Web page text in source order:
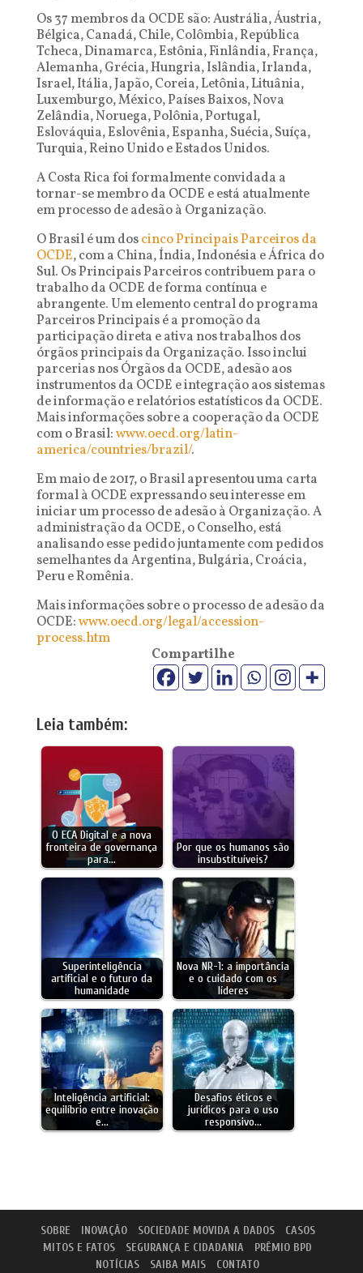
Os 37 membros da OCDE são: Austrália, Áustria,
Bélgica, Canadá, Chile, Colômbia, República
Tcheca, Dinamarca, Estônia, Finlândia, França,
Alemanha, Grécia, Hungria, Islândia, Irlanda,
Israel, Itália, Japão, Coreia, Letônia, Lituânia,
Luxemburgo, México, Países Baixos, Nova
Zelândia, Noruega, Polônia, Portugal,
Eslováquia, Eslovênia, Espanha, Suécia, Suíça,
Turquia, Reino Unido e Estados Unidos.
A Costa Rica foi formalmente convidada a
tornar-se membro da OCDE e está atualmente
em processo de adesão à Organização.
O Brasil é um doscinco Principais Parceiros da
OCDE, com a China, Índia, Indonésia e África do
Sul. Os Principais Parceiros contribuem para o
trabalho da OCDE de forma contínua e
abrangente. Um elemento central do programa
Parceiros Principais é a promoção da
participação direta e ativa nos trabalhos dos
órgãos principais da Organização. Isso inclui
parcerias nos Órgãos da OCDE, adesão aos
instrumentos da OCDE e integração aos sistemas
de informação e relatórios estatísticos da OCDE.
Mais informações sobre a cooperação da OCDE
com o Brasil:www.oecd.org/latin-
america/countries/brazil/.
Em maio de 2017, o Brasil apresentou uma carta
formal à OCDE expressando seu interesse em
iniciar um processo de adesão à Organização. A
administração da OCDE, o Conselho, está
analisando esse pedido juntamente com pedidos
semelhantes da Argentina, Bulgária, Croácia,
Peru e Romênia.
Mais informações sobre o processo de adesão da
OCDE:www.oecd.org/legal/accession-
process.htm
Compartilhe
Leia também:
O ECA Digital e a nova
fronteira de governança
para…
Por que os humanos são
insubstituíveis?
Superinteligência
artificial e o futuro da
humanidade
Nova NR-1: a importância
e o cuidado com os
líderes
Inteligência artificial:
equilíbrio entre inovação
e…
Desafios éticos e
jurídicos para o uso
responsivo…
SOBRE INOVAÇÃO SOCIEDADE MOVIDA A DADOS
CASOS
MITOS E FATOS
SEGURANÇA E CIDADANIA
PRÊMIO BPD
NOTÍCIAS
SAIBA MAIS CONTATO